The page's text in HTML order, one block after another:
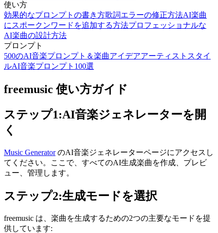
使い方
効果的なプロンプトの書き方歌詞エラーの修正方法AI楽曲
にスポークンワードを追加する方法プロフェッショナルな
AI楽曲の設計方法
プロンプト
500のAI音楽プロンプト＆楽曲アイデアアーティストスタイ
ルAI音楽プロンプト100選
freemusic 使い方ガイド
ステップ1:AI音楽ジェネレーターを開
く
Music GeneratorのAI音楽ジェネレーターページにアクセスし
てください。ここで、すべてのAI生成楽曲を作成、プレビ
ュー、管理します。
ステップ2:生成モードを選択
freemusic は、楽曲を生成するための2つの主要なモードを提
供しています: